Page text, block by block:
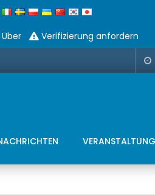
Über Verifizierung anfordern